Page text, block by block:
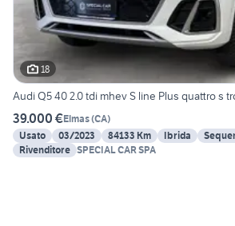
18
Audi Q5 40 2.0 tdi mhev S line Plus quattro s
39.000 €Elmas(CA)
Usato
03/2023 84133 Km Ibrida
Rivenditore SPECIAL CAR SPA